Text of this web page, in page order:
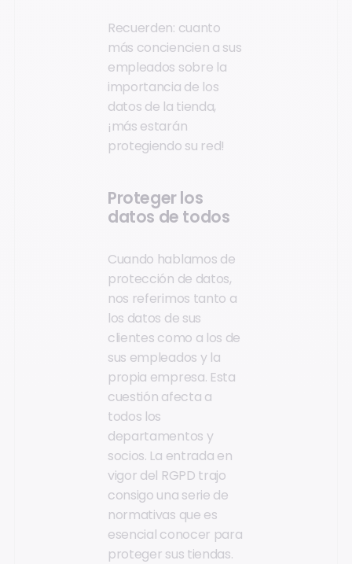
Recuerden: cuanto
más conciencien a sus
empleados sobre la
importancia de los
datos de la tienda,
¡más estarán
protegiendo su red!
Proteger los
datos de todos
Cuando hablamos de
protección de datos,
nos referimos tanto a
los datos de sus
clientes como a los de
sus empleados y la
propia empresa. Esta
cuestión afecta a
todos los
departamentos y
socios. La entrada en
vigor del RGPD trajo
consigo una serie de
normativas que es
esencial conocer para
proteger sus tiendas.